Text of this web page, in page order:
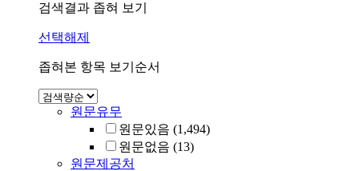
검색결과 좁혀 보기
선택해제
좁혀본 항목 보기순서
원문유무
원문있음 (1,494)
원문없음 (13)
원문제공처